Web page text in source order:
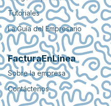
Tutoriales
La Guía del Empresario
FacturaEnLinea
Sobre la empresa
Contáctenos